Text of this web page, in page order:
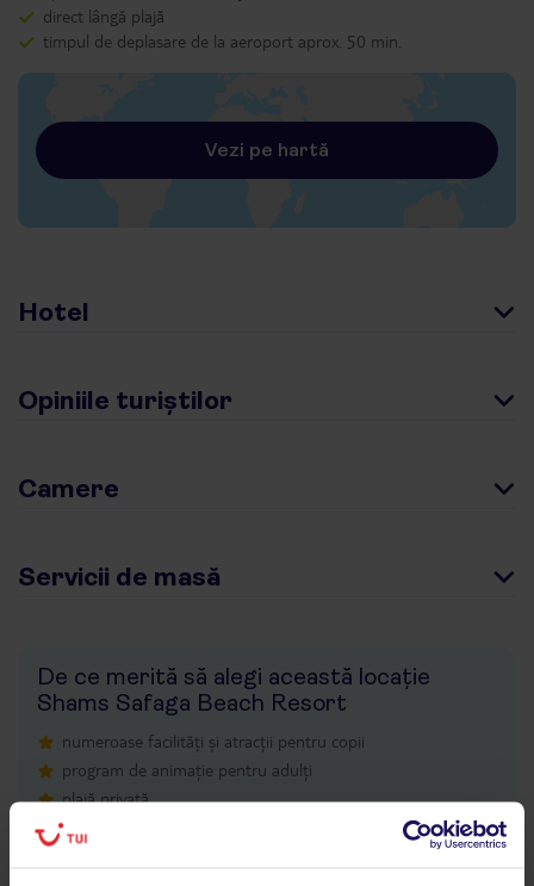
direct lângă plajă
timpul de deplasare de la aeroport aprox. 50 min.
Vezi pe hartă
Hotel
Opiniile turiștilor
Camere
Servicii de masă
De ce merită să alegi această locație
Shams Safaga Beach Resort
numeroase facilități și atracții pentru copii
program de animație pentru adulți
plajă privată